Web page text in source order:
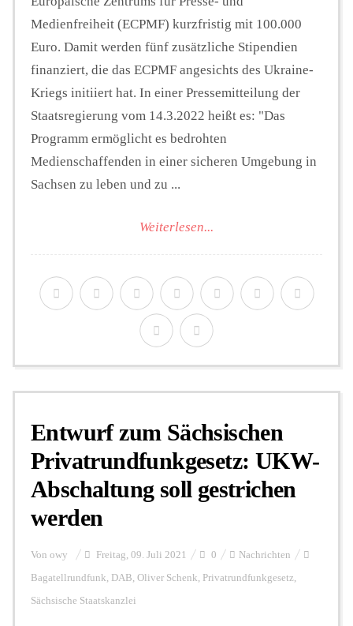
Medienfreiheit (ECPMF) kurzfristig mit 100.000
Euro. Damit werden fünf zusätzliche Stipendien
finanziert, die das ECPMF angesichts des Ukraine-
Kriegs initiiert hat. In einer Pressemitteilung der
Staatsregierung vom 14.3.2022 heißt es: "Das
Programm ermöglicht es bedrohten
Medienschaffenden in einer sicheren Umgebung in
Sachsen zu leben und zu ...
Weiterlesen...
Entwurf zum Sächsischen
Privatrundfunkgesetz: UKW-
Abschaltung soll gestrichen
werden
Von owy Freitag, 09. Juli 2021 0 Nachrichten
Bagatellrundfunk, DAB, Oliver Schenk, Privatrundfunkgesetz,
Sächsische Staatskanzlei